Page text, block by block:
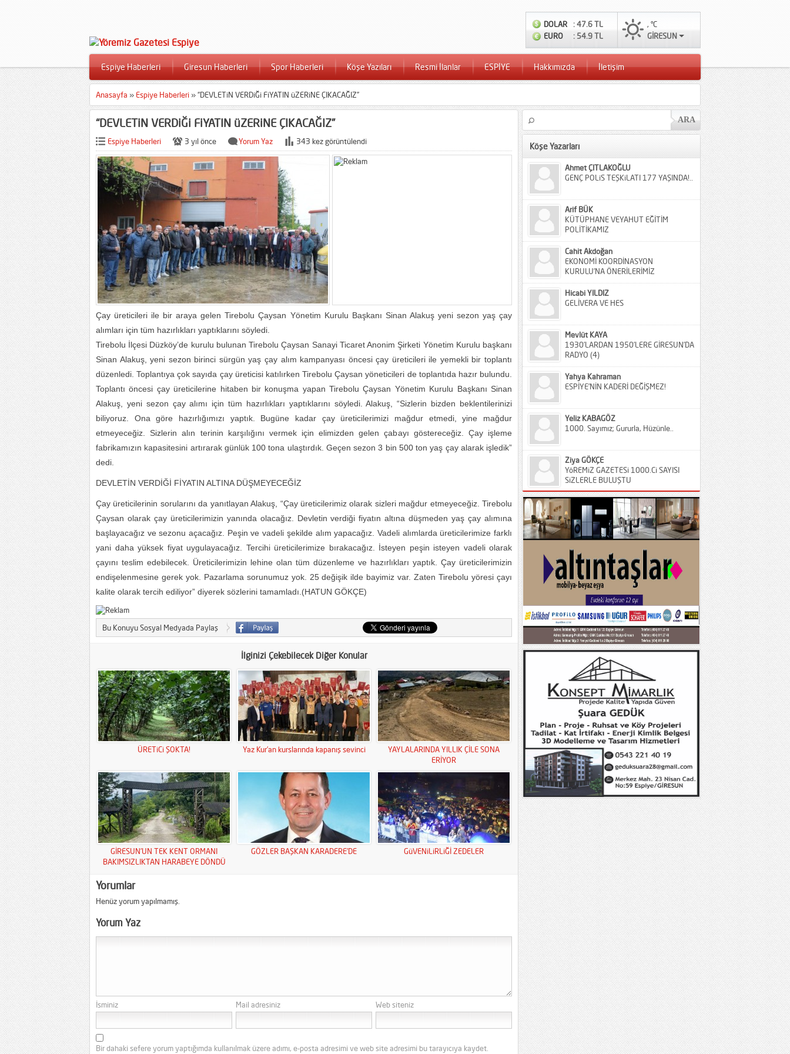
DOLAR
: 47.6 TL
EURO
: 54.9 TL
, °C
GİRESUN
Espiye Haberleri Giresun Haberleri Spor Haberleri Köşe Yazıları Resmi İlanlar ESPİYE Hakkımızda İletişim
Anasayfa » Espiye Haberleri »“DEVLETiN VERDiĞi FiYATIN üZERiNE ÇIKACAĞIZ”
“DEVLETiN VERDiĞi FiYATIN üZERiNE ÇIKACAĞIZ”
Espiye Haberleri 3 yıl önce Yorum Yaz 343 kez görüntülendi
Çay üreticileri ile bir araya gelen Tirebolu Çaysan Yönetim Kurulu Başkanı Sinan Alakuş yeni sezon yaş çay
alımları için tüm hazırlıkları yaptıklarını söyledi.
Tirebolu İlçesi Düzköy’de kurulu bulunan Tirebolu Çaysan Sanayi Ticaret Anonim Şirketi Yönetim Kurulu başkanı
Sinan Alakuş, yeni sezon birinci sürgün yaş çay alım kampanyası öncesi çay üreticileri ile yemekli bir toplantı
düzenledi. Toplantıya çok sayıda çay üreticisi katılırken Tirebolu Çaysan yöneticileri de toplantıda hazır bulundu.
Toplantı öncesi çay üreticilerine hitaben bir konuşma yapan Tirebolu Çaysan Yönetim Kurulu Başkanı Sinan
Alakuş, yeni sezon çay alımı için tüm hazırlıkları yaptıklarını söyledi. Alakuş, “Sizlerin bizden beklentilerinizi
biliyoruz. Ona göre hazırlığımızı yaptık. Bugüne kadar çay üreticilerimizi mağdur etmedi, yine mağdur
etmeyeceğiz. Sizlerin alın terinin karşılığını vermek için elimizden gelen çabayı göstereceğiz. Çay işleme
fabrikamızın kapasitesini artırarak günlük 100 tona ulaştırdık. Geçen sezon 3 bin 500 ton yaş çay alarak işledik”
dedi.
DEVLETİN VERDİĞİ FİYATIN ALTINA DÜŞMEYECEĞİZ
Çay üreticilerinin sorularını da yanıtlayan Alakuş, “Çay üreticilerimiz olarak sizleri mağdur etmeyeceğiz. Tirebolu
Çaysan olarak çay üreticilerimizin yanında olacağız. Devletin verdiği fiyatın altına düşmeden yaş çay alımına
başlayacağız ve sezonu açacağız. Peşin ve vadeli şekilde alım yapacağız. Vadeli alımlarda üreticilerimize farklı
yani daha yüksek fiyat uygulayacağız. Tercihi üreticilerimize bırakacağız. İsteyen peşin isteyen vadeli olarak
çayını teslim edebilecek. Üreticilerimizin lehine olan tüm düzenleme ve hazırlıkları yaptık. Çay üreticilerimizin
endişelenmesine gerek yok. Pazarlama sorunumuz yok. 25 değişik ilde bayimiz var. Zaten Tirebolu yöresi çayı
kalite olarak tercih ediliyor” diyerek sözlerini tamamladı.(HATUN GÖKÇE)
Bu Konuyu Sosyal Medyada Paylaş
İlginizi Çekebilecek Diğer Konular
ÜRETiCi ŞOKTA! Yaz Kur’an kurslarında kapanış sevinci
YAYLALARINDA YILLIK ÇİLE SONA
ERİYOR
GİRESUN’UN TEK KENT ORMANI
BAKIMSIZLIKTAN HARABEYE DÖNDÜ
GÖZLER BAŞKAN KARADERE’DE GüVENiLiRLiĞİ ZEDELER
Yorumlar
Henüz yorum yapılmamış.
Yorum Yaz
İsminiz Mail adresiniz Web siteniz
Bir dahaki sefere yorum yaptığımda kullanılmak üzere adımı, e-posta adresimi ve web site adresimi bu tarayıcıya kaydet.
Köşe Yazarları
Ahmet ÇITLAKOĞLU
GENÇ POLiS TEŞKiLATI 177 YAŞINDA!..
Arif BÜK
KÜTÜPHANE VEYAHUT EĞİTİM
POLİTİKAMIZ
Cahit Akdoğan
EKONOMİ KOORDİNASYON
KURULU’NA ÖNERİLERİMİZ
Hicabi YILDIZ
GELİVERA VE HES
Mevlüt KAYA
1930’LARDAN 1950’LERE GİRESUN’DA
RADYO (4)
Yahya Kahraman
ESPİYE’NİN KADERİ DEĞİŞMEZ!
Yeliz KABAGÖZ
1000. Sayımız; Gururla, Hüzünle..
Ziya GÖKÇE
YöREMiZ GAZETESi 1000.Ci SAYISI
SiZLERLE BULUŞTU